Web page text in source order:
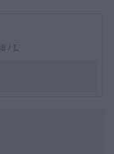
/ L